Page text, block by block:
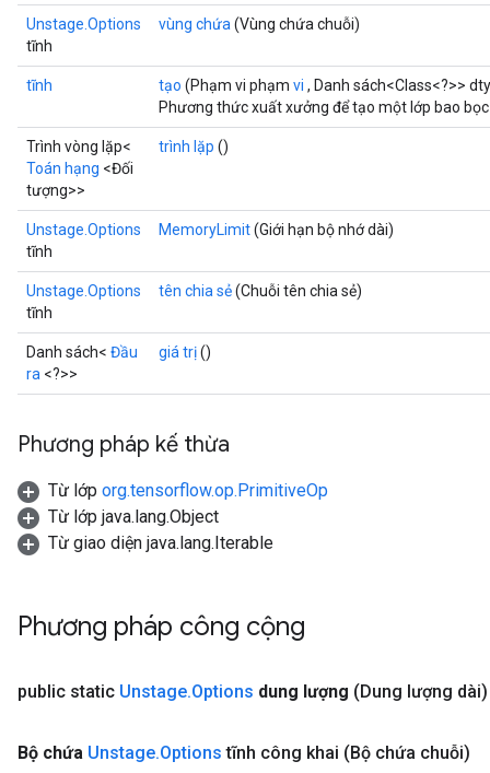
Unstage.Options
tĩnh
vùng chứa (Vùng chứa chuỗi)
tĩnh tạo (Phạm vi phạm vi , Danh sách<Class<?>>
Phương thức xuất xưởng để tạo một lớp bao
Trình vòng lặp<
Toán hạng <Đối
tượng>>
trình lặp ()
Unstage.Options
tĩnh
MemoryLimit(Giới hạn bộ nhớ dài)
Unstage.Options
tĩnh
tên chia sẻ(Chuỗi tên chia sẻ)
Danh sách< Đầu
ra <?>>
giá trị()
Phương pháp kế thừa
Từ lớp org.tensorflow.op.PrimitiveOp
Từ lớp java.lang.Object
Từ giao diện java.lang.Iterable
Phương pháp công cộng
public static Unstage.Options dung lượng (Dung lượng dài)
Bộ chứa Unstage.Options tĩnh công khai (Bộ chứa chuỗi)